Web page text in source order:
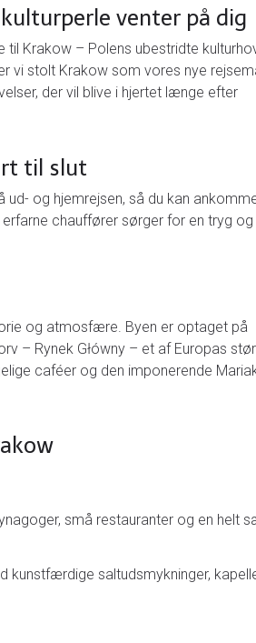
kulturperle venter på dig
til Krakow – Polens ubestridte
vi stolt Krakow som vores nye
der vil blive i hjertet længe efter
til slut
og hjemrejsen, så du kan
chauffører sørger for en tryg og
og atmosfære. Byen er optaget på
– Rynek Główny – et af Europas
caféer og den imponerende
små restauranter og en helt
kunstfærdige saltudsmykninger,